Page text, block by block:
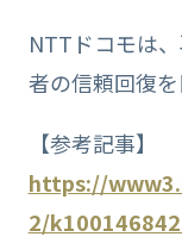
NTTドコモは
者の信頼回復を
【参考記事】
https://
2/